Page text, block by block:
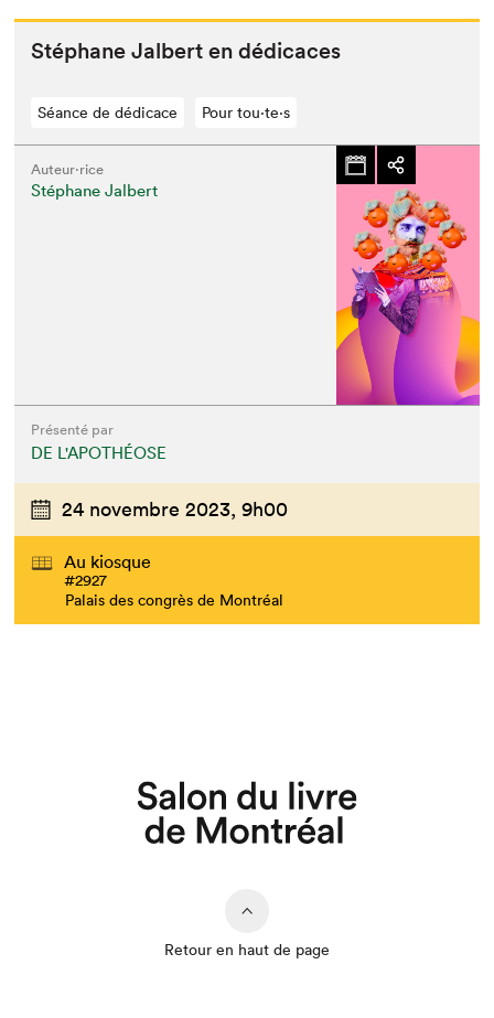
Stéphane Jal­bert en dédicaces
Séance de dédicace Pour tou⋅te⋅s
Auteur·rice
Stéphane Jalbert
Présenté par
DE L'APOTHÉOSE
24 novembre 2023, 9h00
Au kiosque
#2927
Palais des congrès de Montréal
Retour en haut de page